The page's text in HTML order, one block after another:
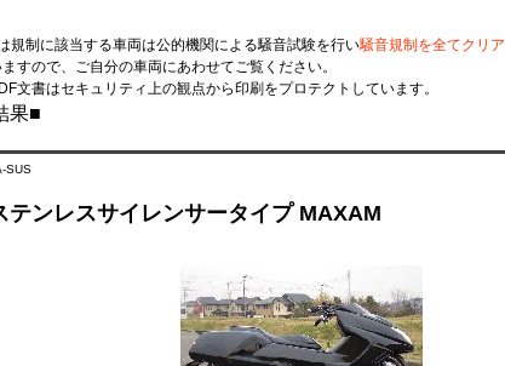
規制に該当する車両は公的機関による騒音試験を行い騒音規制を全てクリア
すので、ご自分の車両にあわせてご覧ください。
文書はセキュリティ上の観点から印刷をプロテクトしています。
果■
SUS
テンレスサイレンサータイプ MAXAM